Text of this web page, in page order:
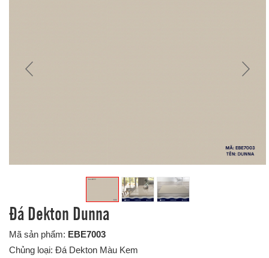
Đá Dekton Dunna
Mã sản phẩm: EBE7003
Chủng loại: Đá Dekton Màu Kem